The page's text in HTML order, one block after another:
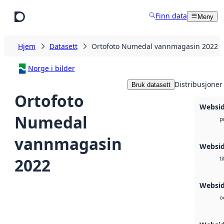
Finn data Meny
Hjem Datasett Ortofoto Numedal vannmagasin 2022
Norge i bilder
Ortofoto
Numedal
vannmagasin
2022
Bruk datasett Distribusjoner